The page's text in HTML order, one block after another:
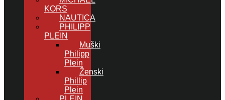
KORS
NAUTICA
PHILIPP
PLEIN
Muški
Philipp
Plein
Ženski
Phillip
Plein